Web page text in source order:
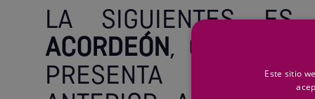
LA SIGUIENTES
ACORDEÓN, QUE PESE
PRESENTA
Este sitio